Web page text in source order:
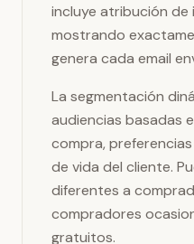
incluye atribución de
mostrando
genera cada email
La segmentación
audiencias basadas
compra,
de vida del cliente.
diferentes a
compradores
gratuitos.